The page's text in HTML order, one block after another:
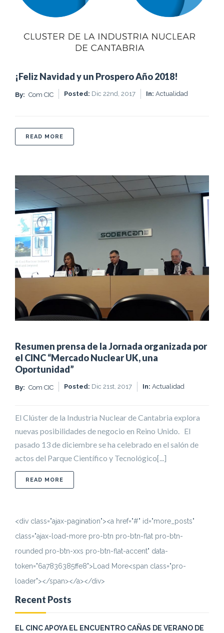
¡Feliz Navidad y un Prospero Año 2018!
By: Com CIC Posted: Dic 22nd, 2017 In: Actualidad
READ MORE
Resumen prensa de la Jornada organizada por
el CINC “Mercado Nuclear UK, una
Oportunidad”
By: Com CIC Posted: Dic 21st, 2017 In: Actualidad
El Clúster de la Industria Nuclear de Cantabria explora
nuevas posibilidades de negocio en Reino Unido. El
pasado 13 de diciembre se ha celebrado en el salón de
actos del Parque Científico y Tecnológico[...]
READ MORE
<div class="ajax-pagination"><a href="#" id="more_posts"
class="ajax-load-more pro-btn pro-btn-flat pro-btn-
rounded pro-btn-xxs pro-btn-flat-accent" data-
token="6a7836385ffe8">Load More<span class="pro-
loader"></span></a></div>
Recent Posts
EL CINC APOYA EL ENCUENTRO CAÑAS DE VERANO DE